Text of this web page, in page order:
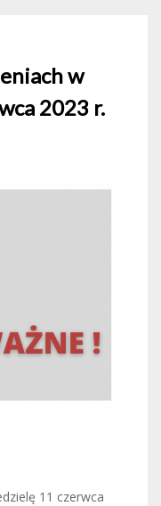
w
2023 r.
11 czerwca